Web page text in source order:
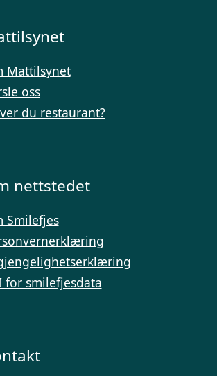
Mattilsynet
oss
du restaurant?
nettstedet
Smilefjes
for smilefjesdata